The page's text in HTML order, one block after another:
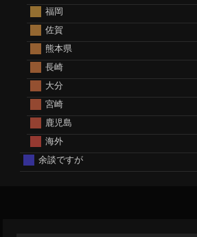
福岡
佐賀
熊本県
長崎
大分
宮崎
鹿児島
海外
余談ですが